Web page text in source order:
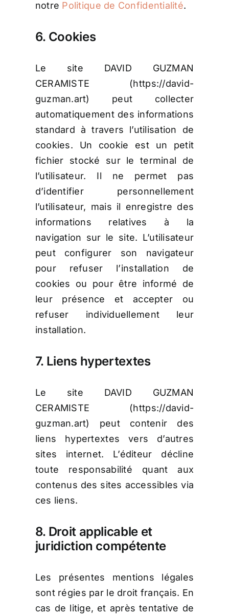
notre Politique de Confidentialité.
6. Cookies
Le site DAVID GUZMAN
CERAMISTE (https://david-
guzman.art) peut collecter
automatiquement des informations
standard à travers l’utilisation de
cookies. Un cookie est un petit
fichier stocké sur le terminal de
l’utilisateur. Il ne permet pas
d’identifier personnellement
l’utilisateur, mais il enregistre des
informations relatives à la
navigation sur le site. L’utilisateur
peut configurer son navigateur
pour refuser l’installation de
cookies ou pour être informé de
leur présence et accepter ou
refuser individuellement leur
installation.
7. Liens hypertextes
Le site DAVID GUZMAN
CERAMISTE (https://david-
guzman.art) peut contenir des
liens hypertextes vers d’autres
sites internet. L’éditeur décline
toute responsabilité quant aux
contenus des sites accessibles via
ces liens.
8. Droit applicable et
juridiction compétente
Les présentes mentions légales
sont régies par le droit français. En
cas de litige, et après tentative de